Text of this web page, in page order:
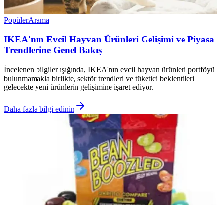
PopülerArama
IKEA'nın Evcil Hayvan Ürünleri Gelişimi ve Piyasa
Trendlerine Genel Bakış
İncelenen bilgiler ışığında, IKEA'nın evcil hayvan ürünleri portföyü
bulunmamakla birlikte, sektör trendleri ve tüketici beklentileri
gelecekte yeni ürünlerin gelişimine işaret ediyor.
Daha fazla bilgi edinin